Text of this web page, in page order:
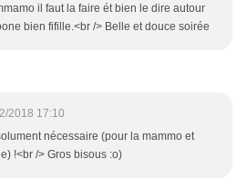
il faut la faire ét bien le dire autour
bien fifille.<br /> Belle et douce soirée
2018 17:10
nécessaire (pour la mammo et
!<br /> Gros bisous :o)